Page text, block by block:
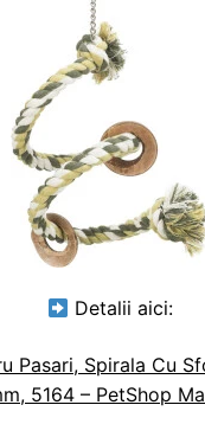
Detalii aici:
Pasari, Spirala Cu
5164 – PetShop